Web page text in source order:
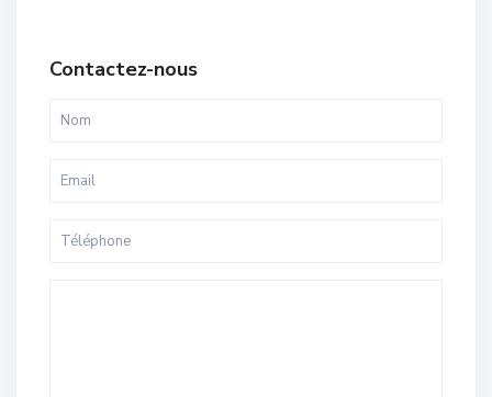
Contactez-nous